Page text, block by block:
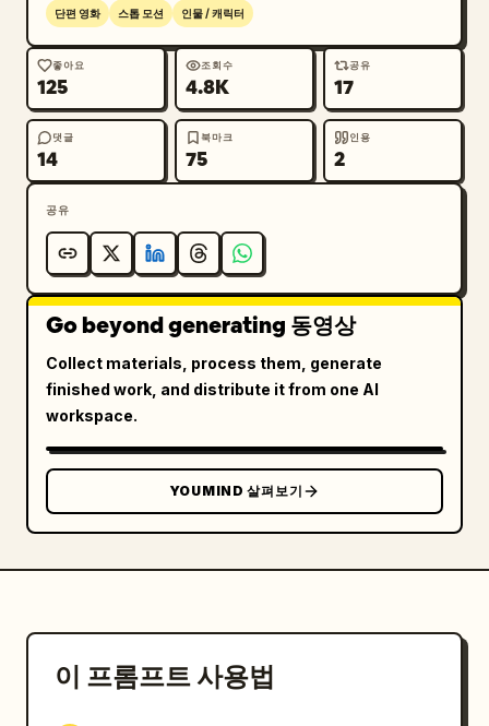
단편 영화 스톱 모션 인물 / 캐릭터
좋아요
125
조회수
4.8K
공유
17
댓글
14
북마크
75
인용
2
공유
Go beyond generating 동영상
Collect materials, process them, generate
finished work, and distribute it from one AI
workspace.
YOUMIND 살펴보기
이 프롬프트 사용법